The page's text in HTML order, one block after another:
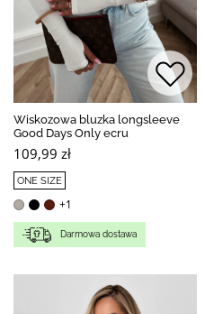
Wiskozowa bluzka longsleeve
Good Days Only ecru
109,99 zł
ONE SIZE
+1
Darmowa dostawa